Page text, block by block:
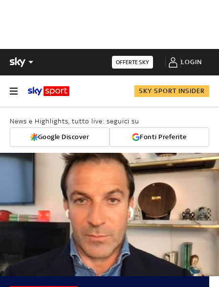
OFFERTE SKY LOGIN
SKY SPORT INSIDER
News e Highlights, tutto live: seguici su
Google Discover Fonti Preferite